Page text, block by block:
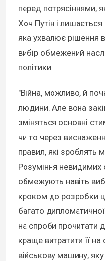
перед потрясіннями,
Хоч Путін і
яка ухвалює рішення
вибір обмежений
політики.
"Війна, можливо, й
людини. Але вона
зміняться основні
чи то через
правил, які
Розуміння
обмежують навіть
кроком до розробки
багато
на спроби прочитати
краще витратити її на
військову машину, яку